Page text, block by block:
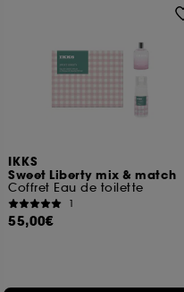
IKKS
Sweet Liberty mix & match
Coffret Eau de toilette
1
55,00€